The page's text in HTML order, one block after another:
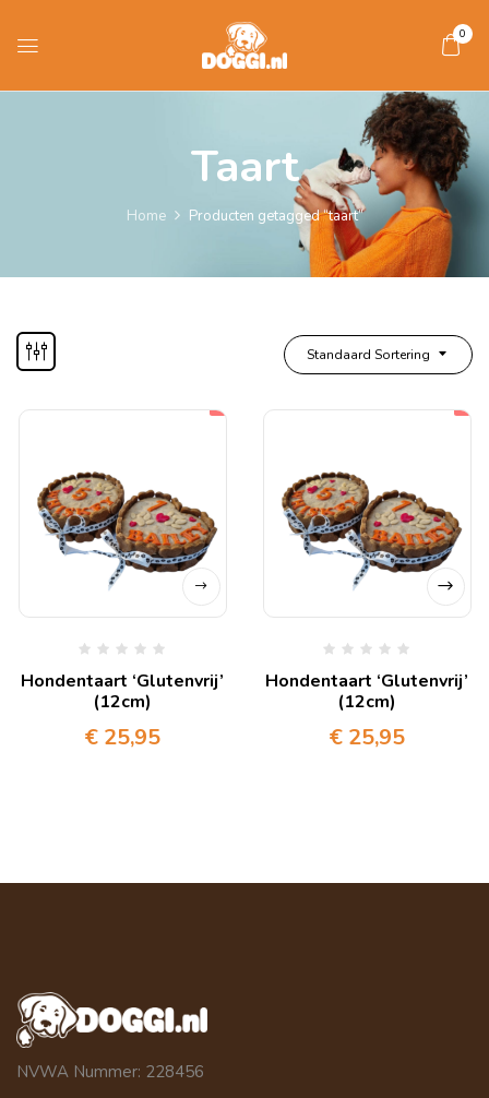
0
Taart
Home Producten getagged “taart”
Standaard Sortering
Hondentaart ‘Glutenvrij’
(12cm)
€ 25,95
Hondentaart ‘Glutenvrij’
(12cm)
€ 25,95
NVWA Nummer: 228456